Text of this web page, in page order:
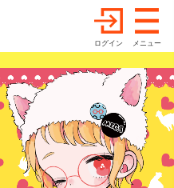
ログイン メニュー